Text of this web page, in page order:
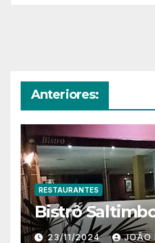
Anteriores:
RESTAURANTES
Bistrô
23/11/2024 JOÃO